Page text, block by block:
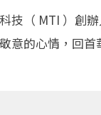
技（ MTI ）創
意的心情，回首